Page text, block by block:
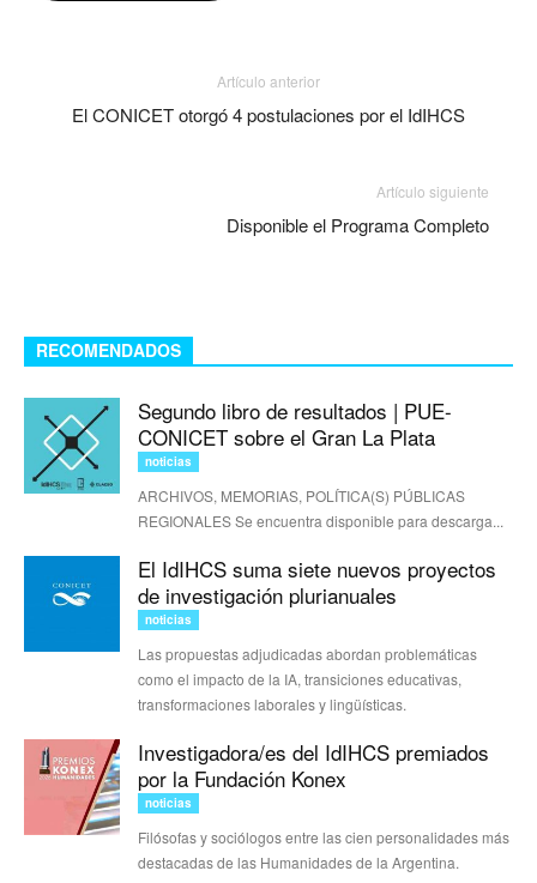
Artículo anterior
El CONICET otorgó 4 postulaciones por el IdIHCS
Artículo siguiente
Disponible el Programa Completo
RECOMENDADOS
Segundo libro de resultados | PUE-
CONICET sobre el Gran La Plata
noticias
ARCHIVOS, MEMORIAS, POLÍTICA(S) PÚBLICAS
REGIONALES Se encuentra disponible para descarga...
El IdIHCS suma siete nuevos proyectos
de investigación plurianuales
noticias
Las propuestas adjudicadas abordan problemáticas
como el impacto de la IA, transiciones educativas,
transformaciones laborales y lingüísticas.
Investigadora/es del IdIHCS premiados
por la Fundación Konex
noticias
Filósofas y sociólogos entre las cien personalidades más
destacadas de las Humanidades de la Argentina.